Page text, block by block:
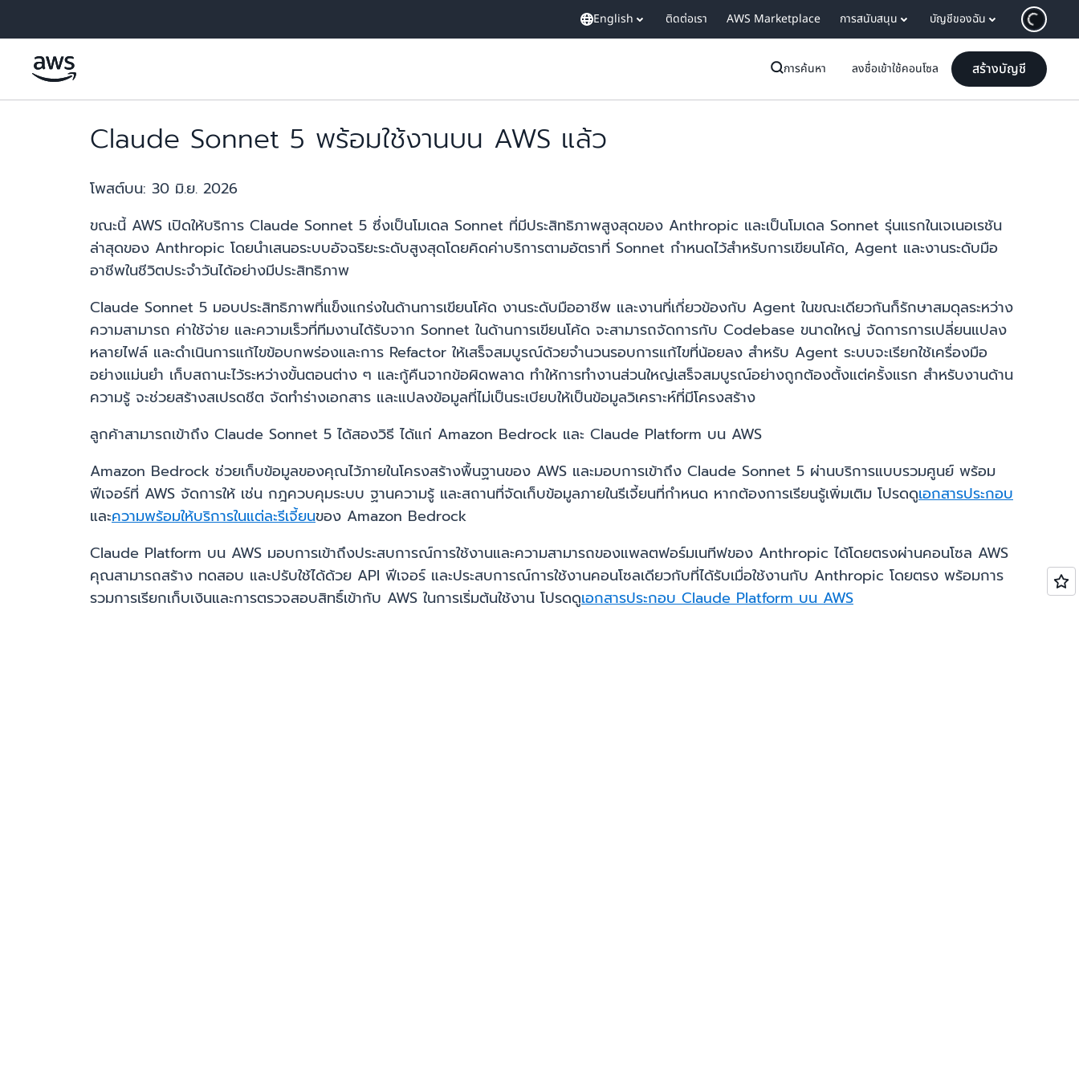
English ติดต่อเรา AWS Marketplace การสนับสนุน บัญชีของฉัน
การค้นหา ลงชื่อเข้าใช้คอนโซล สร้างบัญชี
Claude Sonnet 5 พร้อมใช้งานบน AWS แล้ว
โพสต์บน: 30 มิ.ย. 2026
ขณะนี้ AWS เปิดให้บริการ Claude Sonnet 5 ซึ่งเป็นโมเดล Sonnet ที่มีประสิทธิภาพสูงสุดของ Anthropic และเป็นโมเดล Sonnet รุ่นแรกในเจเนอเรชัน
ล่าสุดของ Anthropic โดยนำเสนอระบบอัจฉริยะระดับสูงสุดโดยคิดค่าบริการตามอัตราที่ Sonnet กำหนดไว้สำหรับการเขียนโค้ด, Agent และงานระดับมือ
อาชีพในชีวิตประจำวันได้อย่างมีประสิทธิภาพ
Claude Sonnet 5 มอบประสิทธิภาพที่แข็งแกร่งในด้านการเขียนโค้ด งานระดับมืออาชีพ และงานที่เกี่ยวข้องกับ Agent ในขณะเดียวกันก็รักษาสมดุลระหว่าง
ความสามารถ ค่าใช้จ่าย และความเร็วที่ทีมงานได้รับจาก Sonnet ในด้านการเขียนโค้ด จะสามารถจัดการกับ Codebase ขนาดใหญ่ จัดการการเปลี่ยนแปลง
หลายไฟล์ และดำเนินการแก้ไขข้อบกพร่องและการ Refactor ให้เสร็จสมบูรณ์ด้วยจำนวนรอบการแก้ไขที่น้อยลง สำหรับ Agent ระบบจะเรียกใช้เครื่องมือ
อย่างแม่นยำ เก็บสถานะไว้ระหว่างขั้นตอนต่าง ๆ และกู้คืนจากข้อผิดพลาด ทำให้การทำงานส่วนใหญ่เสร็จสมบูรณ์อย่างถูกต้องตั้งแต่ครั้งแรก สำหรับงานด้าน
ความรู้ จะช่วยสร้างสเปรดชีต จัดทำร่างเอกสาร และแปลงข้อมูลที่ไม่เป็นระเบียบให้เป็นข้อมูลวิเคราะห์ที่มีโครงสร้าง
ลูกค้าสามารถเข้าถึง Claude Sonnet 5 ได้สองวิธี ได้แก่ Amazon Bedrock และ Claude Platform บน AWS
Amazon Bedrock ช่วยเก็บข้อมูลของคุณไว้ภายในโครงสร้างพื้นฐานของ AWS และมอบการเข้าถึง Claude Sonnet 5 ผ่านบริการแบบรวมศูนย์ พร้อม
ฟีเจอร์ที่ AWS จัดการให้ เช่น กฎควบคุมระบบ ฐานความรู้ และสถานที่จัดเก็บข้อมูลภายในรีเจี้ยนที่กำหนด หากต้องการเรียนรู้เพิ่มเติม โปรดดูเอกสารประกอบ
และความพร้อมให้บริการในแต่ละรีเจี้ยนของ Amazon Bedrock
Claude Platform บน AWS มอบการเข้าถึงประสบการณ์การใช้งานและความสามารถของแพลตฟอร์มเนทีฟของ Anthropic ได้โดยตรงผ่านคอนโซล AWS
คุณสามารถสร้าง ทดสอบ และปรับใช้ได้ด้วย API ฟีเจอร์ และประสบการณ์การใช้งานคอนโซลเดียวกับที่ได้รับเมื่อใช้งานกับ Anthropic โดยตรง พร้อมการ
รวมการเรียกเก็บเงินและการตรวจสอบสิทธิ์เข้ากับ AWS ในการเริ่มต้นใช้งาน โปรดดูเอกสารประกอบ Claude Platform บน AWS